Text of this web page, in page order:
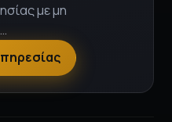
με μη